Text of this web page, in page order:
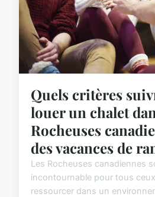
Quels critères
louer un chalet
Rocheuses
des vacances de
Les Rocheuses canadiennes
incontournable pour tous
ressourcer dans un